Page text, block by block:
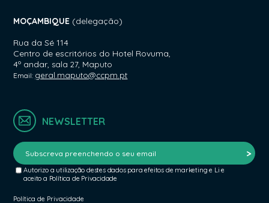
MOÇAMBIQUE (delegação)
Rua da Sé 114
Centro de escritórios do Hotel Rovuma,
4º andar,sala 27, Maputo
Email: geral.maputo@ccpm.pt
NEWSLETTER
Autorizo a utilização destes dados para efeitos de marketing e Li e
aceito a Política de Privacidade
Política de Privacidade